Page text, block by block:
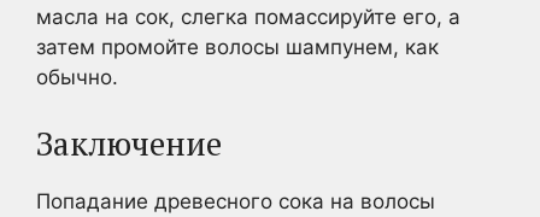
масла на сок, слегка помассируйте его, а
затем промойте волосы шампунем, как
обычно.
Заключение
Попадание древесного сока на волосы